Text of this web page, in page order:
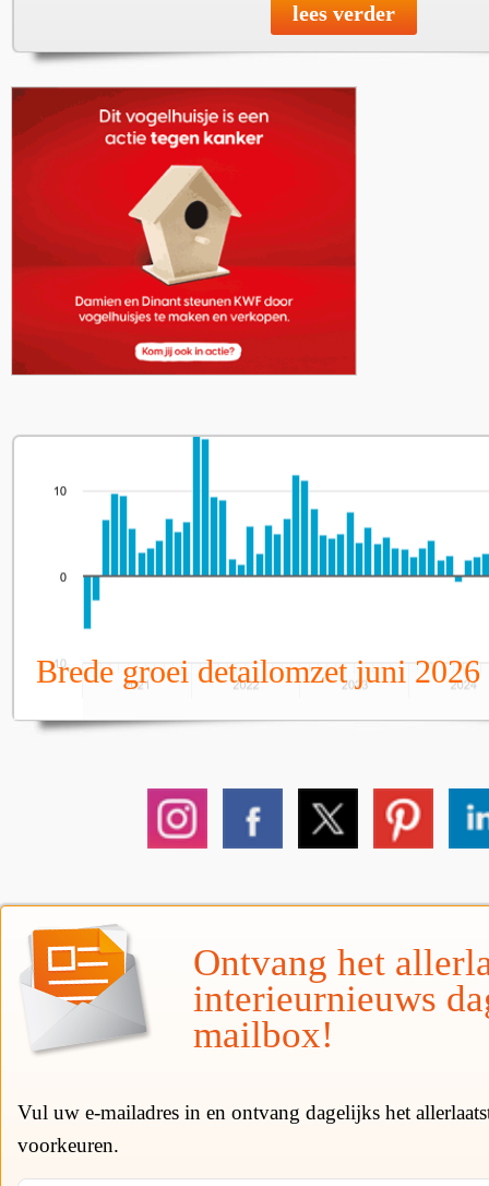
lees verder
Brede groei detailomzet juni 2026
Ontvang het
interieurnieuws
mailbox!
Vul uw e-mailadres in en ontvang dagelijks het
voorkeuren.